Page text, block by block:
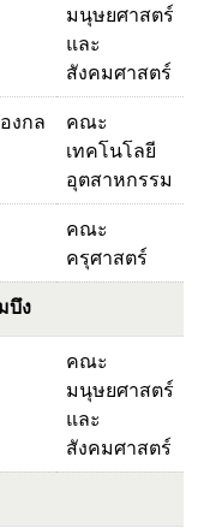
มนุษยศาสตร์
และ
สังคมศาสตร์
งกล
คณะ
เทคโนโลยี
อุตสาหกรรม
คณะ
ครุศาสตร์
บึง
คณะ
มนุษยศาสตร์
และ
สังคมศาสตร์